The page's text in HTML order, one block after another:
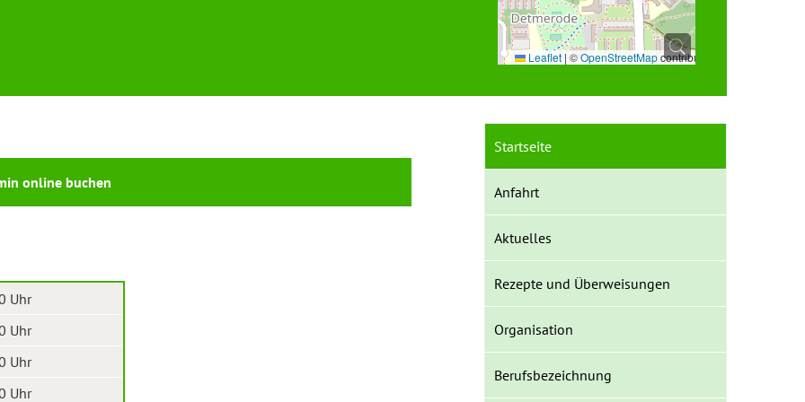
Leaflet | ©OpenStreetMapcontributors
online buchen
Uhr
Uhr
Uhr
Uhr
Startseite
Anfahrt
Aktuelles
Rezepte und Überweisungen
Organisation
Berufsbezeichnung